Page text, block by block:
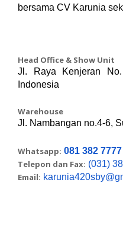
bersama CV Karunia
Head Office & Show Unit
Jl. Raya Kenjeran
Indonesia
Warehouse
Jl. Nambangan no.4-6,
Whatsapp: 081 382
Telepon dan Fax: (031)
Email: